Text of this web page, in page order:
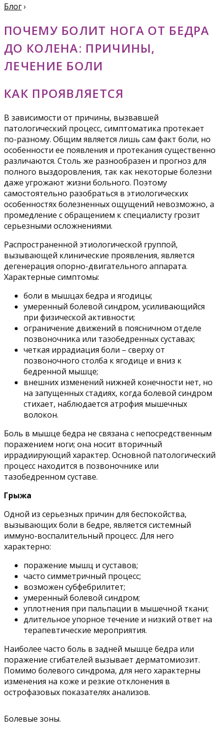
Блог›
ПОЧЕМУ БОЛИТ НОГА ОТ БЕДРА
ДО КОЛЕНА: ПРИЧИНЫ,
ЛЕЧЕНИЕ БОЛИ
КАК ПРОЯВЛЯЕТСЯ
В зависимости от причины, вызвавшей
патологический процесс, симптоматика протекает
по-разному. Общим является лишь сам факт боли, но
особенности ее появления и протекания существенно
различаются. Столь же разнообразен и прогноз для
полного выздоровления, так как некоторые болезни
даже угрожают жизни больного. Поэтому
самостоятельно разобраться в этиологических
особенностях болезненных ощущений невозможно, а
промедление с обращением к специалисту грозит
серьезными осложнениями.
Распространенной этиологической группой,
вызывающей клинические проявления, является
дегенерация опорно-двигательного аппарата.
Характерные симптомы:
боли в мышцах бедра и ягодицы;
умеренный болевой синдром, усиливающийся
при физической активности;
ограничение движений в поясничном отделе
позвоночника или тазобедренных суставах;
четкая иррадиация боли – сверху от
позвоночного столба к ягодице и вниз к
бедренной мышце;
внешних изменений нижней конечности нет, но
на запущенных стадиях, когда болевой синдром
стихает, наблюдается атрофия мышечных
волокон.
Боль в мышце бедра не связана с непосредственным
поражением ноги; она носит вторичный
иррадиирующий характер. Основной патологический
процесс находится в позвоночнике или
тазобедренном суставе.
Грыжа
Одной из серьезных причин для беспокойства,
вызывающих боли в бедре, является системный
иммуно-воспалительный процесс. Для него
характерно:
поражение мышц и суставов;
часто симметричный процесс;
возможен субфебрилитет;
умеренный болевой синдром;
уплотнения при пальпации в мышечной ткани;
длительное упорное течение и низкий ответ на
терапевтические мероприятия.
Наиболее часто боль в задней мышце бедра или
поражение сгибателей вызывает дерматомиозит.
Помимо болевого синдрома, для него характерны
изменения на коже и резкие отклонения в
острофазовых показателях анализов.
Болевые зоны.